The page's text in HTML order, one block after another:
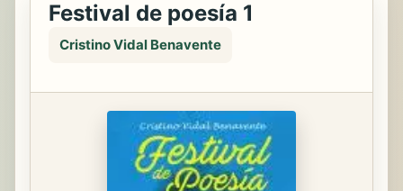
Festival de poesía 1
Cristino Vidal Benavente